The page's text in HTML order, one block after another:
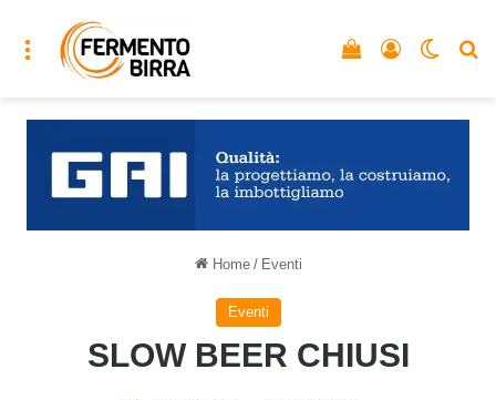
Menu Accedi
Vedi il carrello
Home / Eventi
Eventi
SLOW BEER CHIUSI